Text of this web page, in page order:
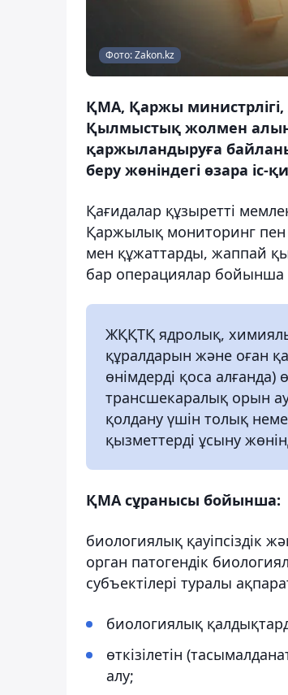
Фото: Zakon.kz
ҚМА, Қаржы министрлігі,
Қылмыстық жолмен
қаржыландыруға
беру жөніндегі өзара іс-
Қағидалар құзыретті
Қаржылық мониторинг пен
мен құжаттарды, жаппай
бар операциялар бойынша
ЖҚҚТҚ ядролық,
құралдарын және оған
өнімдерді қоса алғанда)
трансшекаралық орын
қолдану үшін толық
қызметтерді ұсыну
ҚМА сұранысы бойынша:
биологиялық қауіпсіздік
орган патогендік
субъектілері туралы
биологиялық
өткізілетін
алу;